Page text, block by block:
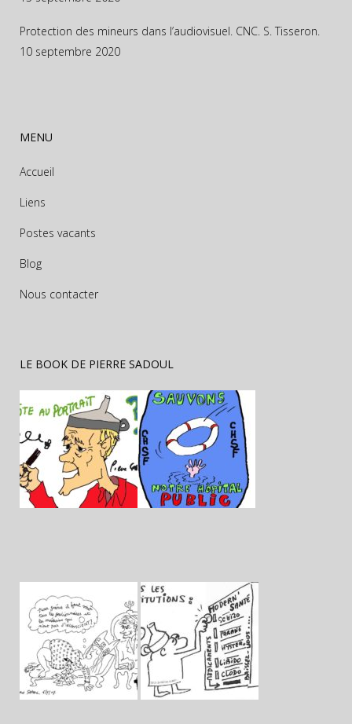
Protection des mineurs dans l’audiovisuel. CNC. S. Tisseron.
10 septembre 2020
MENU
Accueil
Liens
Postes vacants
Blog
Nous contacter
LE BOOK DE PIERRE SADOUL